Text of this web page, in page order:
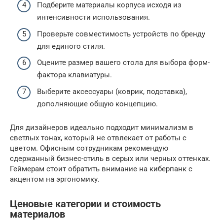
Подберите материалы корпуса исходя из
интенсивности использования.
Проверьте совместимость устройств по бренду
для единого стиля.
Оцените размер вашего стола для выбора форм-
фактора клавиатуры.
Выберите аксессуары (коврик, подставка),
дополняющие общую концепцию.
Для дизайнеров идеально подходит минимализм в
светлых тонах, который не отвлекает от работы с
цветом. Офисным сотрудникам рекомендую
сдержанный бизнес-стиль в серых или черных оттенках.
Геймерам стоит обратить внимание на киберпанк с
акцентом на эргономику.
Ценовые категории и стоимость
материалов